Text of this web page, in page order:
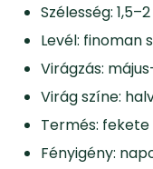
Szélesség:
Levél: finoman
Virágzás:
Virág színe:
Termés:
Fényigény: